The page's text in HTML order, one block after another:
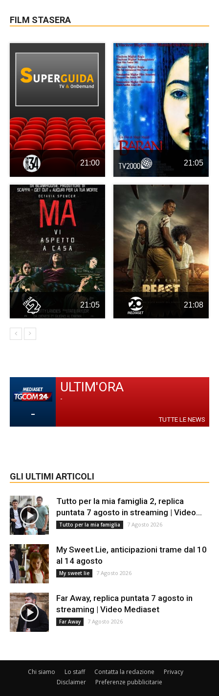
FILM STASERA
21:00 21:05
21:05 21:08
-
ULTIM'ORA
-
TUTTE LE NEWS
GLI ULTIMI ARTICOLI
Tutto per la mia famiglia 2, replica
puntata 7 agosto in streaming | Video...
Tutto per la mia famiglia 7 Agosto 2026
My Sweet Lie, anticipazioni trame dal 10
al 14 agosto
My sweet lie 7 Agosto 2026
Far Away, replica puntata 7 agosto in
streaming | Video Mediaset
Far Away 7 Agosto 2026
Chi siamo Lo staff Contatta la redazione
Privacy
Disclaimer
Preferenze pubblicitarie